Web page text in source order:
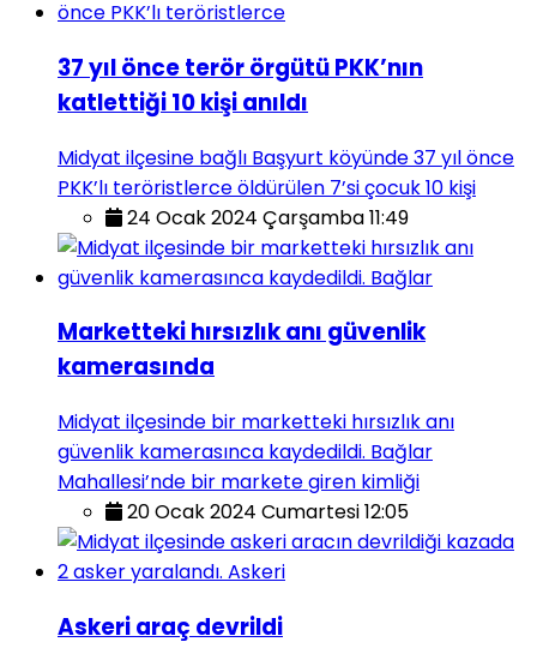
37 yıl önce terör örgütü PKK’nın
katlettiği 10 kişi anıldı
Midyat ilçesine bağlı Başyurt köyünde 37 yıl önce
PKK’lı teröristlerce öldürülen 7’si çocuk 10 kişi
24 Ocak 2024 Çarşamba 11:49
Marketteki hırsızlık anı güvenlik
kamerasında
Midyat ilçesinde bir marketteki hırsızlık anı
güvenlik kamerasınca kaydedildi. Bağlar
Mahallesi’nde bir markete giren kimliği
20 Ocak 2024 Cumartesi 12:05
Askeri araç devrildi